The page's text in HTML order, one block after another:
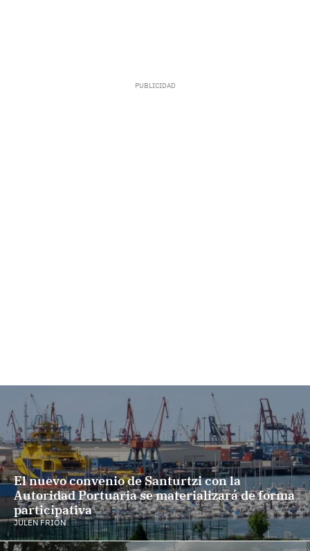
El nuevo convenio de Santurtzi con la
Autoridad Portuaria se materializará de forma
participativa
JULEN FRIÓN